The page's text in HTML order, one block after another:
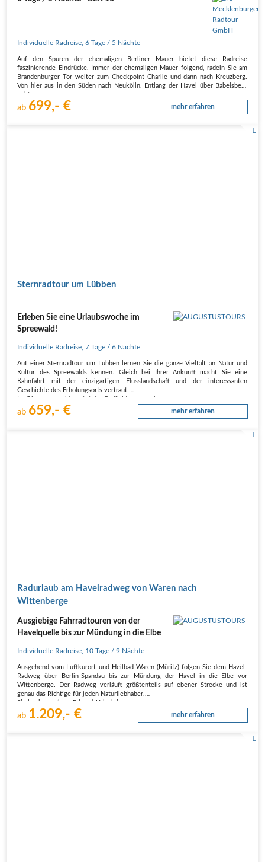
Individuelle Radreise ,6 Tage / 5 Nächte
Auf den Spuren der ehemaligen Berliner Mauer bietet diese Radreise
faszinierende Eindrücke. Immer der ehemaligen Mauer folgend, radeln Sie am
Brandenburger Tor weiter zum Checkpoint Charlie und dann nach Kreuzberg.
Von hier aus in den Süden nach Neukölln. Entlang der Havel über Babelsberg
ab 699,- € mehr erfahren
Sternradtour um Lübben
Erleben Sie eine Urlaubswoche im
Spreewald!
Individuelle Radreise ,7 Tage / 6 Nächte
Auf einer Sternradtour um Lübben lernen Sie die ganze Vielfalt an Natur und
Kultur des Spreewalds kennen. Gleich bei Ihrer Ankunft macht Sie eine
Kahnfahrt mit der einzigartigen Flusslandschaft und der interessanten
Geschichte des Erholungsorts vertraut.
ab 659,- € mehr erfahren
Radurlaub am Havelradweg von Waren nach
Wittenberge
Ausgiebige Fahrradtouren von der
Havelquelle bis zur Mündung in die Elbe
Individuelle Radreise 10 Tage / 9 Nächte
Ausgehend vom Luftkurort und Heilbad Waren (Müritz) folgen Sie dem Havel-
Radweg über Berlin-Spandau bis zur Mündung der Havel in die Elbe vor
Wittenberge. Der Radweg verläuft größtenteils auf ebener Strecke und ist
genau das Richtige für jeden Naturliebhaber.
ab 1.209,- € mehr erfahren